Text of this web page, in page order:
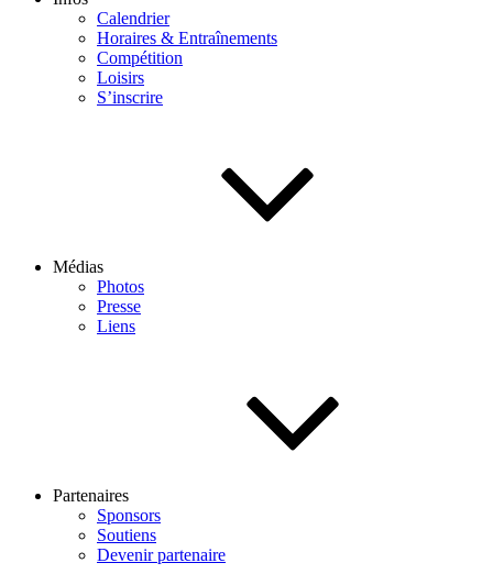
Calendrier
Horaires & Entraînements
Compétition
Loisirs
S’inscrire
Médias
Photos
Presse
Liens
Partenaires
Sponsors
Soutiens
Devenir partenaire